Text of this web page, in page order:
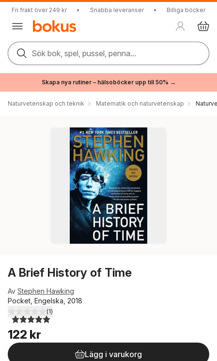
Fri frakt över 249 kr • Snabba leveranser • Billiga böcker
Sök bok, spel, pussel, penna...
Skapa nya rutiner – hälsoböcker upp till 50% →
Naturvetenskap och teknik Matematik och naturvetenskap
A Brief History of Time
Av Stephen Hawking
Pocket, Engelska, 2018
5,0utav 5 stjärnor. Totalt antal röster:
(1)
122 kr
Lägg i varukorg